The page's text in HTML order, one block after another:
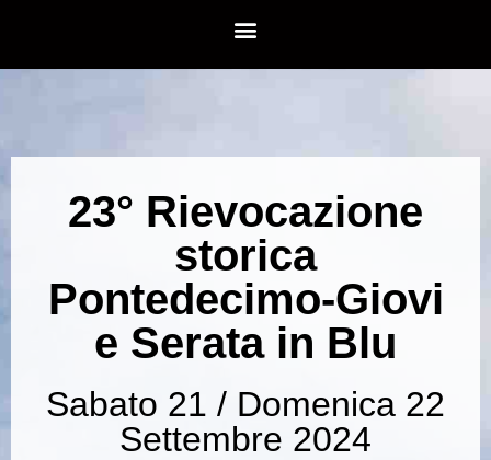
23° Rievocazione
storica
Pontedecimo-Giovi
e Serata in Blu
Sabato 21 / Domenica 22
Settembre 2024